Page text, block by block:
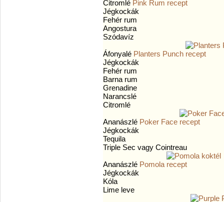
Citromlé Pink Rum
Jégkockák
Fehér rum
Angostura
Szódavíz
Áfonyalé Planters Punch
Jégkockák
Fehér rum
Barna rum
Grenadine
Narancslé
Citromlé
Ananászlé Poker Face
Jégkockák
Tequila
Triple Sec vagy Cointreau
Ananászlé Pomola
Jégkockák
Kóla
Lime leve